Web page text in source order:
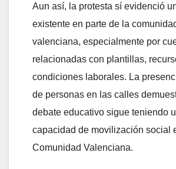
Aun así, la protesta sí evidenció
existente en parte de la
valenciana, especialmente por
relacionadas con plantillas,
condiciones laborales. La
de personas en las calles
debate educativo sigue teniendo
capacidad de movilización social
Comunidad Valenciana.